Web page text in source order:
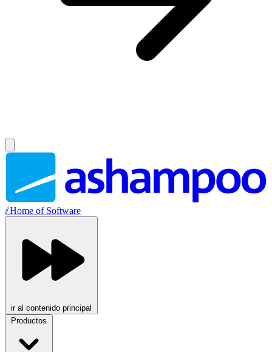
//Home of Software
ir al contenido principal
Productos